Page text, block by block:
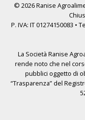
© 2026 Ranise
P. IVA: IT 01274150083 •
La Società Ranise
rende noto che nel
pubblici oggetto di
“Trasparenza” del